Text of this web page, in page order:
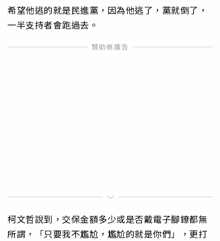
希望他逃的就是民進黨，因為他逃了，黨就倒了，
一半支持者會跑過去。
柯文哲說到，交保金額多少或是否戴電子腳鐐都無
所謂，「只要我不尷尬，尷尬的就是你們」，更打